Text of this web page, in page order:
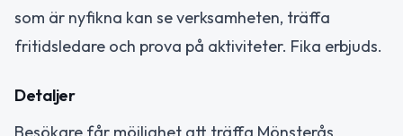
som är nyfikna kan se verksamheten, träffa
fritidsledare och prova på aktiviteter. Fika erbjuds.
Detaljer
Besökare får möjlighet att träffa Mönsterås